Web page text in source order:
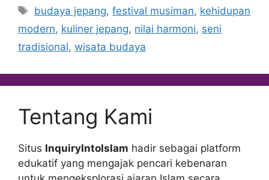
Tags
budaya jepang,festival musiman, kehidupan
modern, kuliner jepang, nilai harmoni, seni
tradisional, wisata budaya
Tentang Kami
Situs InquiryIntoIslam hadir sebagai platform
edukatif yang mengajak pencari kebenaran